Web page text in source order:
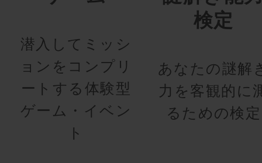
潜入してミッシ
ョンをコンプリ
ートする体験型
ゲーム・イベン
ト
検定
あなたの謎解
力を客観的に
るための検定